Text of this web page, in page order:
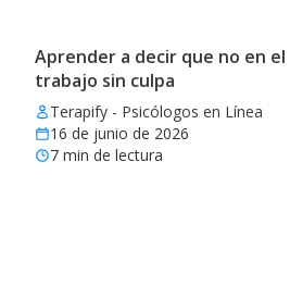
Aprender a decir que no en el
trabajo sin culpa
Terapify - Psicólogos en Línea
16 de junio de 2026
7min de lectura